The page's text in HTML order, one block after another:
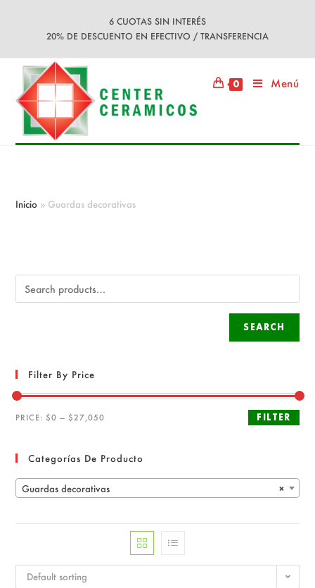
6 CUOTAS SIN INTERÉS
20% DE DESCUENTO EN EFECTIVO / TRANSFERENCIA
0 Menú
Inicio » Guardas decorativas
SEARCH
Filter By Price
FILTER
PRICE: $0 — $27,050
Categorías De Producto
×
Guardas decorativas
Default sorting